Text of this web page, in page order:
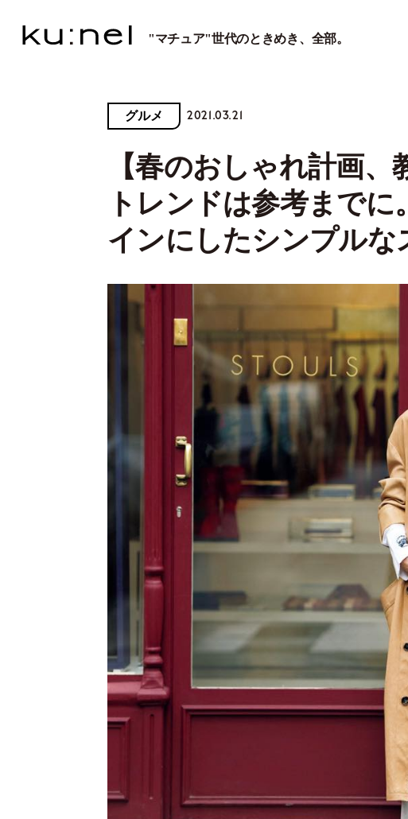
"マチュア"世代のときめき、全部。
グルメ 2021.03.21
【春のおしゃれ計画、
トレンドは参考までに
インにしたシンプルな